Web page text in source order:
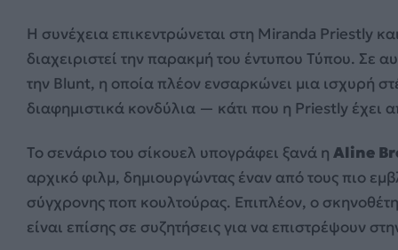
Η συνέχεια επικεντρώνεται στη Miranda Priestly
διαχειριστεί την παρακμή του έντυπου Τύπου. Σε
την Blunt, η οποία πλέον ενσαρκώνει μια ισχυρή
διαφημιστικά κονδύλια — κάτι που η Priestly έχει
Το σενάριο του σίκουελ υπογράφει ξανά η Aline
αρχικό φιλμ, δημιουργώντας έναν από τους πιο
σύγχρονης ποπ κουλτούρας. Επιπλέον, ο
είναι επίσης σε συζητήσεις για να επιστρέψουν